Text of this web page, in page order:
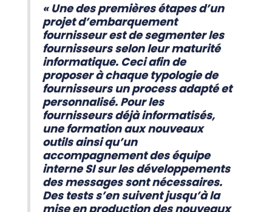
« Une des premières étapes d’un
projet d’embarquement
fournisseur est de segmenter les
fournisseurs selon leur maturité
informatique. Ceci afin de
proposer à chaque typologie de
fournisseurs un process adapté et
personnalisé. Pour les
fournisseurs déjà informatisés,
une formation aux nouveaux
outils ainsi qu’un
accompagnement des équipe
interne SI sur les développements
des messages sont nécessaires.
Des tests s’en suivent jusqu’à la
mise en production des nouveaux